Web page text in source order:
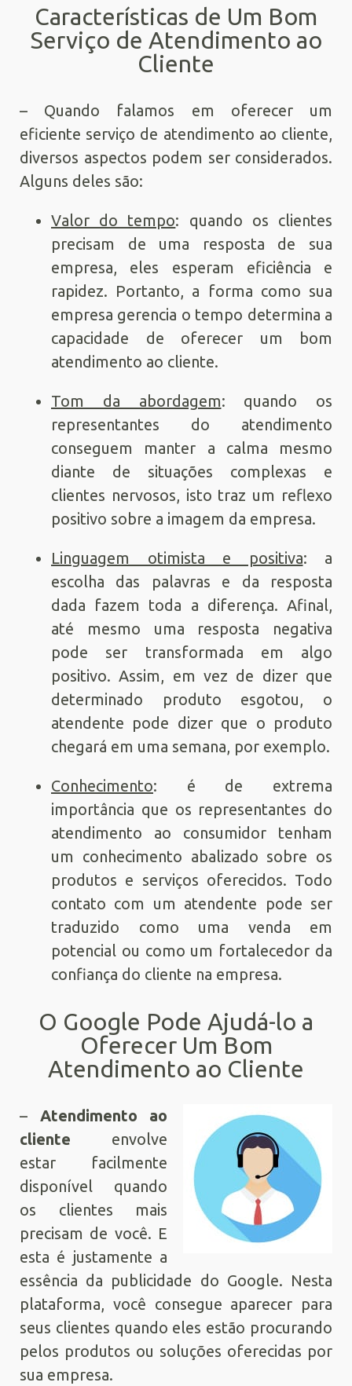
Características de Um Bom
Serviço de Atendimento ao
Cliente
– Quando falamos em oferecer um
eficiente serviço de atendimento ao cliente,
diversos aspectos podem ser considerados.
Alguns deles são:
Valor do tempo: quando os clientes
precisam de uma resposta de sua
empresa, eles esperam eficiência e
rapidez. Portanto, a forma como sua
empresa gerencia o tempo determina a
capacidade de oferecer um bom
atendimento ao cliente.
Tom da abordagem: quando os
representantes do atendimento
conseguem manter a calma mesmo
diante de situações complexas e
clientes nervosos, isto traz um reflexo
positivo sobre a imagem da empresa.
Linguagem otimista e positiva: a
escolha das palavras e da resposta
dada fazem toda a diferença. Afinal,
até mesmo uma resposta negativa
pode ser transformada em algo
positivo. Assim, em vez de dizer que
determinado produto esgotou, o
atendente pode dizer que o produto
chegará em uma semana, por exemplo.
Conhecimento: é de extrema
importância que os representantes do
atendimento ao consumidor tenham
um conhecimento abalizado sobre os
produtos e serviços oferecidos. Todo
contato com um atendente pode ser
traduzido como uma venda em
potencial ou como um fortalecedor da
confiança do cliente na empresa.
O Google Pode Ajudá-lo a
Oferecer Um Bom
Atendimento ao Cliente
– Atendimento ao
cliente envolve
estar facilmente
disponível quando
os clientes mais
precisam de você. E
esta é justamente a
essência da publicidade do Google. Nesta
plataforma, você consegue aparecer para
seus clientes quando eles estão procurando
pelos produtos ou soluções oferecidas por
sua empresa.